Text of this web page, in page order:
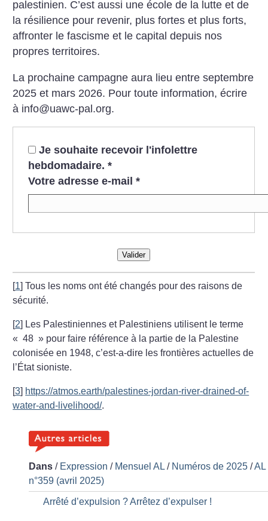
palestinien. C’est aussi une école de la lutte et de
la résilience pour revenir, plus fortes et plus forts,
affronter le fascisme et le capital depuis nos
propres territoires.
La prochaine campagne aura lieu entre septembre
2025 et mars 2026. Pour toute information, écrire
à info@uawc-pal.org.
Je souhaite recevoir l'infolettre
hebdomadaire. *
Votre adresse e-mail *
Valider
[1]Tous les noms ont été changés pour des raisons de
sécurité.
[2] Les Palestiniennes et Palestiniens utilisent le terme
« 48 » pour faire référence à la partie de la Palestine
colonisée en 1948, c’est-a-dire les frontières actuelles de
l’État sioniste.
[3] https://atmos.earth/palestines-jordan-river-drained-of-
water-and-livelihood/.
Dans / Expression / Mensuel AL / Numéros de 2025 /AL
n°359 (avril 2025)
Arrêté d’expulsion ? Arrêtez d’expulser !